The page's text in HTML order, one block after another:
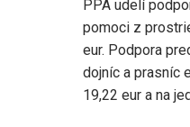
PPA udelí
pomoci z
eur. Podpora
dojníc a prasníc
19,22 eur a na